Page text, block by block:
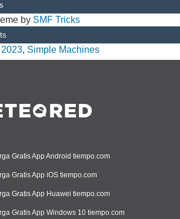
by SMF Tricks
, Simple Machines
Gratis App Android tiempo.com
Gratis App iOS tiempo.com
Gratis App Huawei tiempo.com
Gratis App Windows 10 tiempo.com